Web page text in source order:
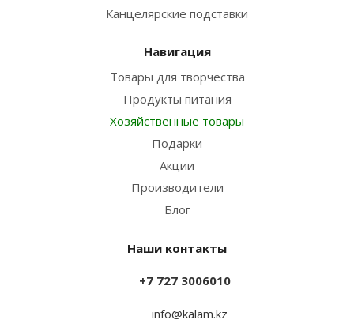
Канцелярские подставки
Навигация
Товары для творчества
Продукты питания
Хозяйственные товары
Подарки
Акции
Производители
Блог
Наши контакты
+7 727 3006010
info@kalam.kz